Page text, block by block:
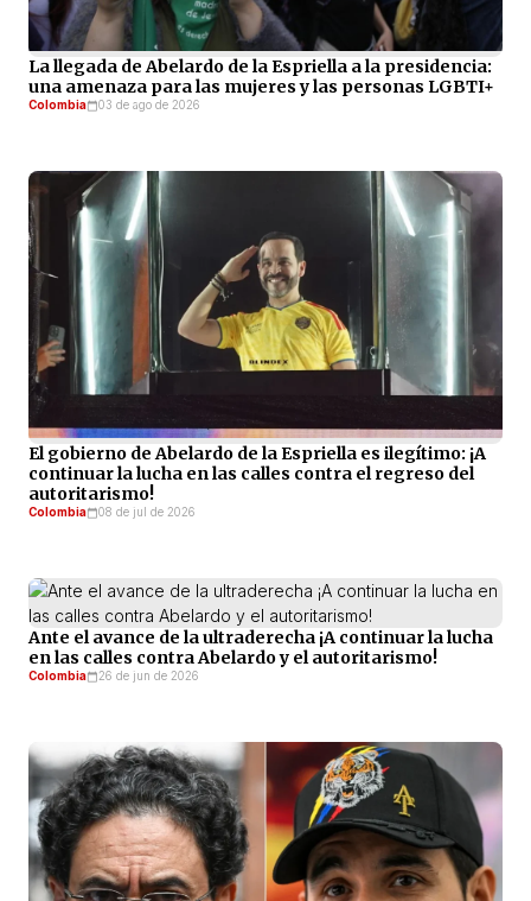
La llegada de Abelardo de la Espriella a la presidencia:
una amenaza para las mujeres y las personas LGBTI+
Colombia 03 de ago de 2026
El gobierno de Abelardo de la Espriella es ilegítimo: ¡A
continuar la lucha en las calles contra el regreso del
autoritarismo!
Colombia 08 de jul de 2026
Ante el avance de la ultraderecha ¡A continuar la lucha
en las calles contra Abelardo y el autoritarismo!
Colombia 26 de jun de 2026